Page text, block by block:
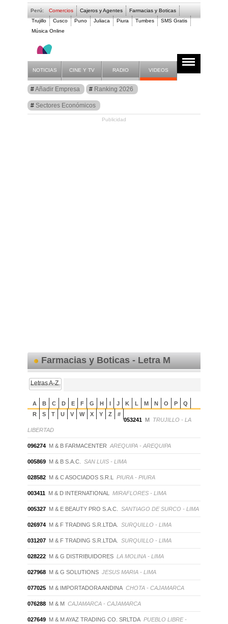
Perú: Comercios Cajeros y Agentes
Farmacias y Boticas
Trujillo
Cusco Puno Juliaca Piura Tumbes
SMS Gratis
Música Online
Farmacias y
Guía
Letra M
NOTICIAS CINE Y TV RADIO VIDEOS
Añadir Empresa Ranking 2026
Sectores Económicos
Publicidad
Farmacias y Boticas - Letra M
Letras A-Z
A B C D E F G H I J K L M N O P
Q
R
S T U V W X Y Z
#
053241 M TRUJILLO - LA
LIBERTAD
096274 M & B FARMACENTER AREQUIPA - AREQUIPA
005869 M & B S.A.C. SAN LUIS - LIMA
028582 M & C ASOCIADOS S.R.L PIURA - PIURA
003411 M & D INTERNATIONAL MIRAFLORES - LIMA
005327 M & E BEAUTY PRO S.A.C. SANTIAGO DE SURCO - LIMA
026974 M & F TRADING S.R.LTDA. SURQUILLO - LIMA
031207 M & F TRADING S.R.LTDA. SURQUILLO - LIMA
028222 M & G DISTRIBUIDORES LA MOLINA - LIMA
027968 M & G SOLUTIONS JESUS MARIA - LIMA
077025 M & IMPORTADORA ANDINA CHOTA - CAJAMARCA
076288 M & M CAJAMARCA - CAJAMARCA
027649 M & M AYAZ TRADING CO. SRLTDA PUEBLO LIBRE -